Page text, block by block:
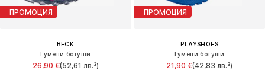
ПРОМОЦИЯ
BECK
Гумени ботуши
26,90 €(52,61 лв.³)
ПРОМОЦИЯ
PLAYSHOES
Гумени ботуши
21,90 €(42,83 лв.³)